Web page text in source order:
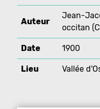
Auteur
Jean-
occitan
Date 1900
Lieu Vallée